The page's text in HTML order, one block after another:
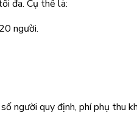
đa. Cụ thể là:
người.
người quy định, phí phụ thu